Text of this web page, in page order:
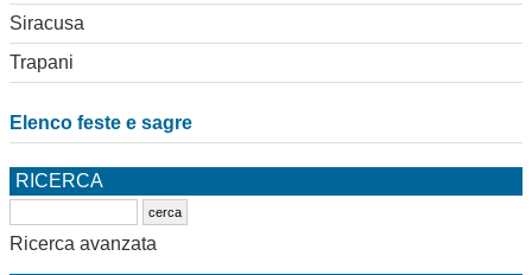
Siracusa
Trapani
Elenco feste e sagre
RICERCA
Ricerca avanzata